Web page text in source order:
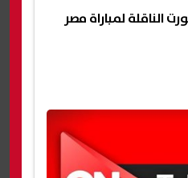
الناقلة لمباراة مصر